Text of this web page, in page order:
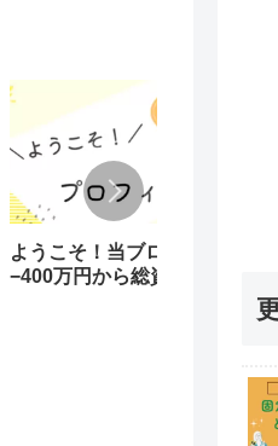
ようこそ！当ブログへ。損失
−400万円から総資産7000万
円へ至った道のりと、その裏